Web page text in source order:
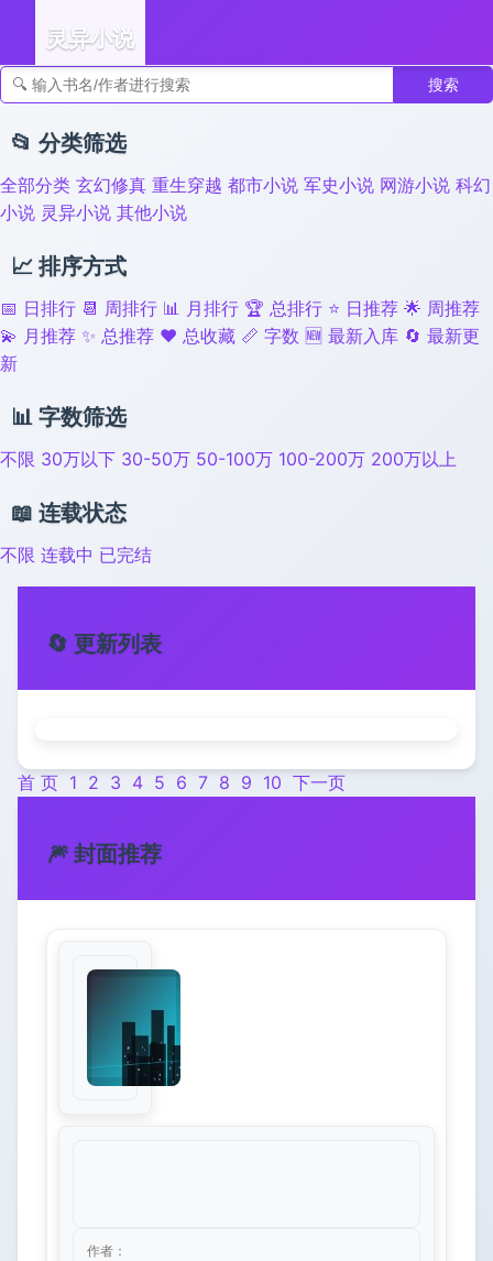
灵异小说
搜索
📂 分类筛选
全部分类 玄幻修真 重生穿越 都市小说 军史小说 网游小说 科幻
小说 灵异小说 其他小说
📈 排序方式
📅 日排行 📆 周排行 📊 月排行 🏆 总排行 ⭐ 日推荐 🌟 周推荐
💫 月推荐 ✨ 总推荐 ❤️ 总收藏 📏 字数 🆕 最新入库 🔄 最新更
新
📊 字数筛选
不限 30万以下 30-50万 50-100万 100-200万 200万以上
📖 连载状态
不限 连载中 已完结
🔄 更新列表
首 页 1 2 3 4 5 6 7 8 9 10 下一页
🎆 封面推荐
作者：